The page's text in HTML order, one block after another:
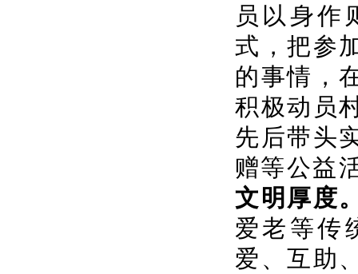
员以身作
式，把参
的事情，
积极动员
先后带头
赠等公益
文明厚度
爱老等传
爱、互助